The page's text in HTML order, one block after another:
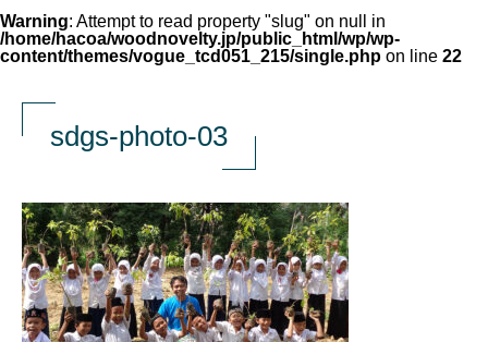
Warning: Attempt to read property "slug" on null in
/home/hacoa/woodnovelty.jp/public_html/wp/wp-
content/themes/vogue_tcd051_215/single.php on line 22
sdgs-photo-03